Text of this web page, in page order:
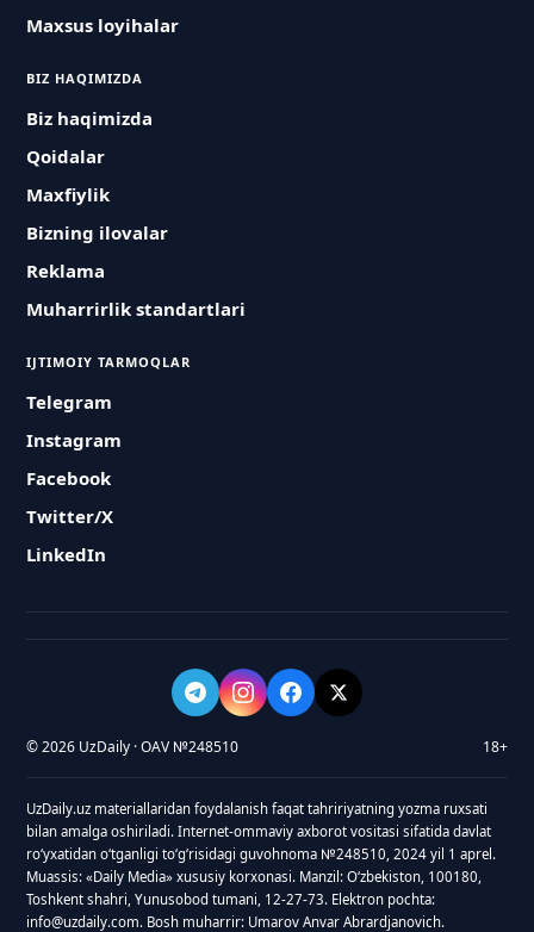
Maxsus loyihalar
BIZ HAQIMIZDA
Biz haqimizda
Qoidalar
Maxfiylik
Bizning ilovalar
Reklama
Muharrirlik standartlari
IJTIMOIY TARMOQLAR
Telegram
Instagram
Facebook
Twitter/X
LinkedIn
© 2026 UzDaily · OAV №248510 18+
UzDaily.uz materiallaridan foydalanish faqat tahririyatning yozma ruxsati
bilan amalga oshiriladi. Internet-ommaviy axborot vositasi sifatida davlat
roʻyxatidan oʻtganligi toʻgʻrisidagi guvohnoma №248510, 2024 yil 1 aprel.
Muassis: «Daily Media» xususiy korxonasi. Manzil: Oʻzbekiston, 100180,
Toshkent shahri, Yunusobod tumani, 12-27-73. Elektron pochta:
info@uzdaily.com. Bosh muharrir: Umarov Anvar Abrardjanovich.